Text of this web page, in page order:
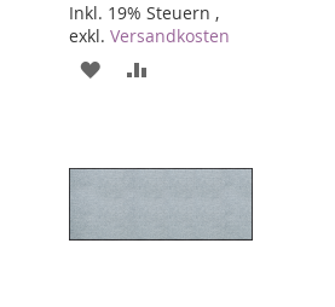
Inkl. 19% Steuern ,
exkl.Versandkosten
ZUR